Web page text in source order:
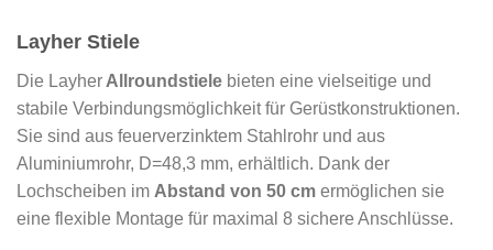
Layher Stiele
Die Layher Allroundstiele bieten eine vielseitige und
stabile Verbindungsmöglichkeit für Gerüstkonstruktionen.
Sie sind aus feuerverzinktem Stahlrohr und aus
Aluminiumrohr, D=48,3 mm, erhältlich. Dank der
Lochscheiben im Abstand von 50 cm ermöglichen sie
eine flexible Montage für maximal 8 sichere Anschlüsse.